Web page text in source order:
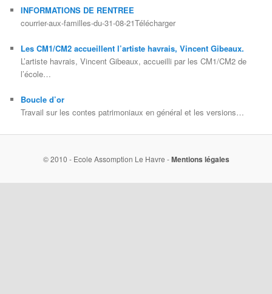
INFORMATIONS DE RENTREE
courrier-aux-familles-du-31-08-21Télécharger
Les CM1/CM2 accueillent l’artiste havrais, Vincent Gibeaux.
L’artiste havrais, Vincent Gibeaux, accueilli par les CM1/CM2 de
l’école…
Boucle d’or
Travail sur les contes patrimoniaux en général et les versions…
© 2010 - Ecole Assomption Le Havre -Mentions légales